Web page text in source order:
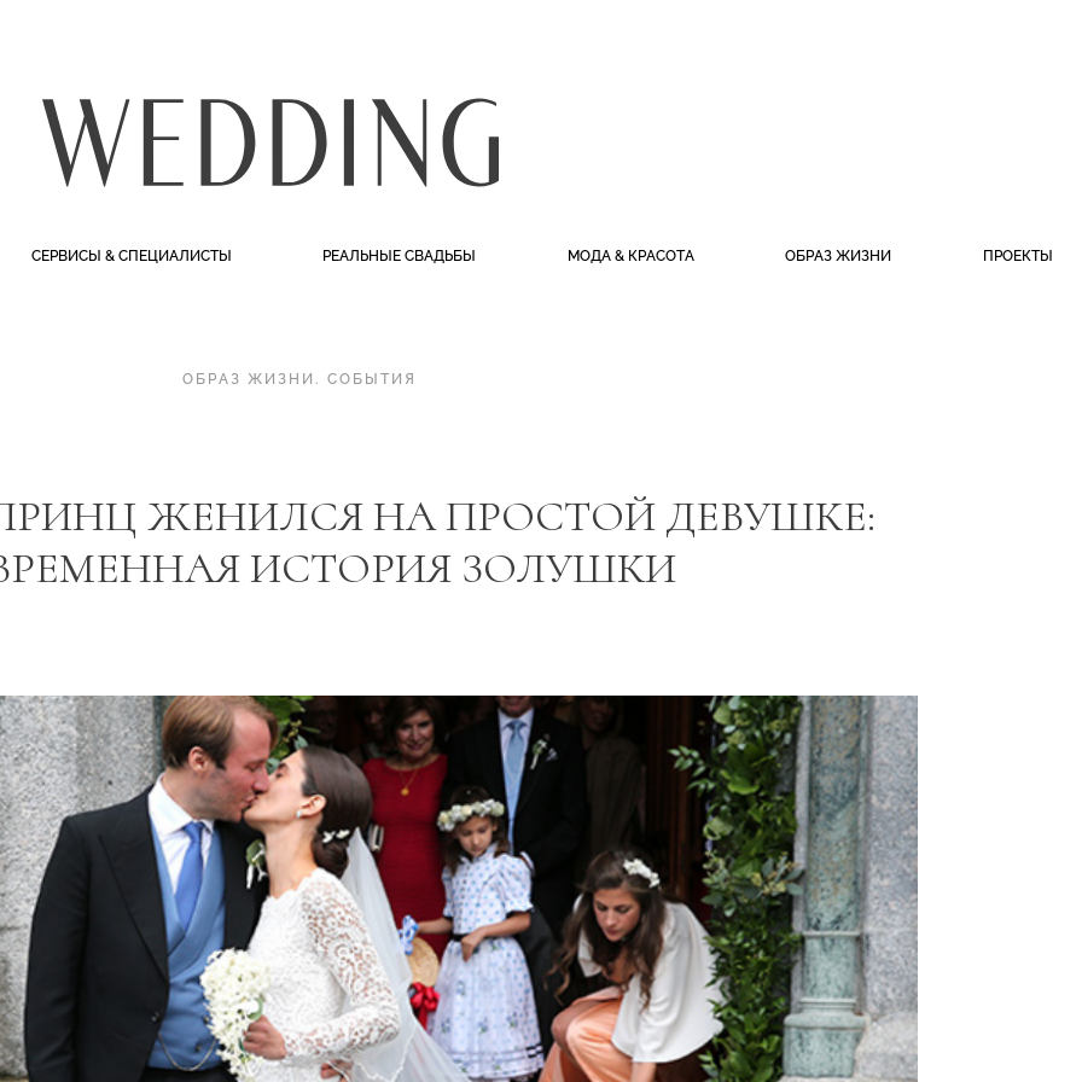
СЕРВИСЫ & СПЕЦИАЛИСТЫ РЕАЛЬНЫЕ СВАДЬБЫ МОДА & КРАСОТА ОБРАЗ ЖИЗНИ ПРОЕКТЫ
ОБРАЗ ЖИЗНИ . СОБЫТИЯ
ЖЕНИЛСЯ НА ПРОСТОЙ ДЕВУШКЕ:
ИСТОРИЯ ЗОЛУШКИ